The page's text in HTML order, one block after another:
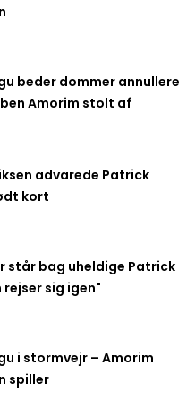
beder dommer annullere
Amorim stolt af
advarede Patrick
kort
står bag uheldige Patrick
rejser sig igen"
i stormvejr – Amorim
spiller